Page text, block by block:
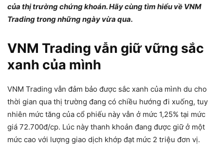
của thị trường chứng khoán. Hãy cùng tìm hiểu về VNM
Trading trong những ngày vừa qua.
VNM Trading vẫn giữ vững sắc
xanh của mình
VNM Trading vẫn đảm bảo được sắc xanh của mình du cho
thời gian qua thị trường đang có chiều hướng đi xuống, tuy
nhiên mức tăng của cổ phiếu này vẫn ở mức 1,25% tại mức
giá 72.700đ/cp. Lúc này thanh khoản đang được giữ ở một
mức cao với lượng giao dịch khớp đạt mức 2 triệu đơn vị.